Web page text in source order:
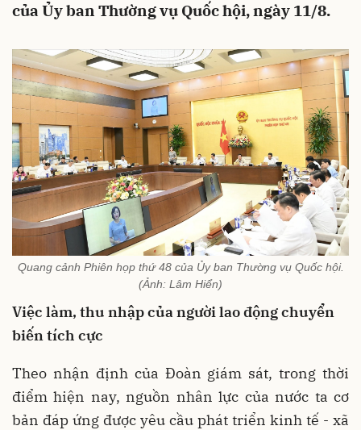
của Ủy ban Thường vụ Quốc hội, ngày 11/8.
Quang cảnh Phiên họp thứ 48 của Ủy ban Thường vụ Quốc hội.
(Ảnh: Lâm Hiển)
Việc làm, thu nhập của người lao động chuyển
biến tích cực
Theo nhận định của Đoàn giám sát, trong thời
điểm hiện nay, nguồn nhân lực của nước ta cơ
bản đáp ứng được yêu cầu phát triển kinh tế - xã